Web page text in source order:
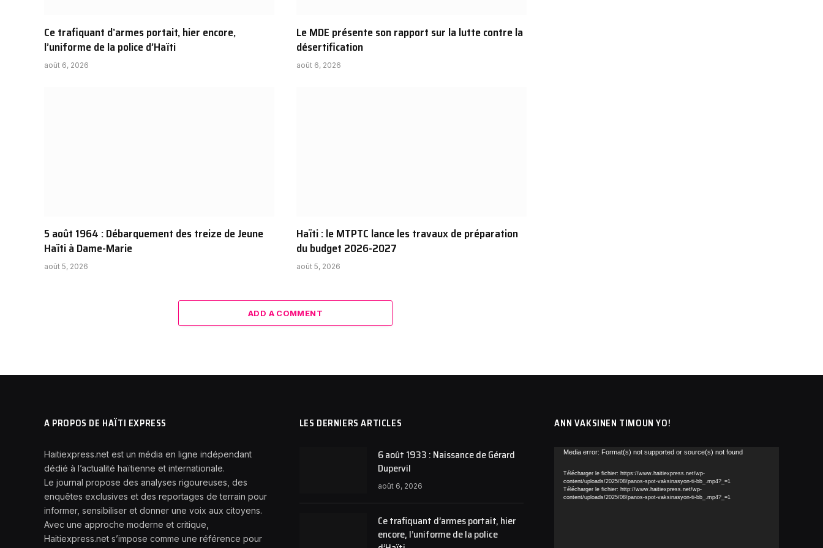
Ce trafiquant d’armes portait, hier encore,
l’uniforme de la police d’Haïti
août 6, 2026
Le MDE présente son rapport sur la lutte contre la
désertification
août 6, 2026
5 août 1964 : Débarquement des treize de Jeune
Haïti à Dame-Marie
août 5, 2026
Haïti : le MTPTC lance les travaux de préparation
du budget 2026-2027
août 5, 2026
ADD A COMMENT
A PROPOS DE HAÏTI EXPRESS
Haitiexpress.net est un média en ligne indépendant
dédié à l’actualité haïtienne et internationale.
Le journal propose des analyses rigoureuses, des
enquêtes exclusives et des reportages de terrain pour
informer, sensibiliser et donner une voix aux citoyens.
Avec une approche moderne et critique,
Haitiexpress.net s’impose comme une référence pour
LES DERNIERS ARTICLES
6 août 1933 : Naissance de Gérard
Dupervil
août 6, 2026
Ce trafiquant d’armes portait, hier
encore, l’uniforme de la police
ANN VAKSINEN TIMOUN YO!
Lecteur
Media error: Format(s) not supported or source(s) not found
Télécharger le fichier: https://www.haitiexpress.net/wp-
content/uploads/2025/08/panos-spot-vaksinasyon-ti-bb_.mp4?_=1
Télécharger le fichier: http://www.haitiexpress.net/wp-
content/uploads/2025/08/panos-spot-vaksinasyon-ti-bb_.mp4?_=1